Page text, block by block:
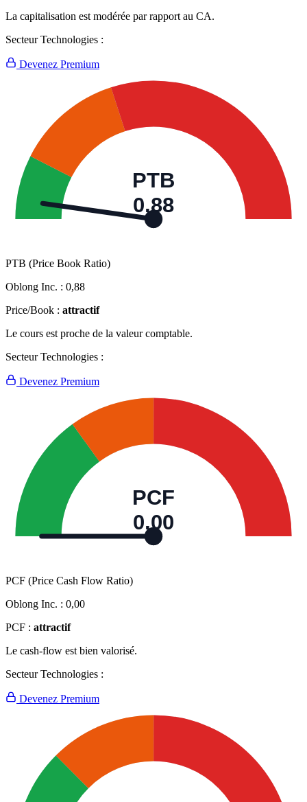
La capitalisation est modérée par rapport au CA.
Secteur Technologies :
Devenez Premium
PTB
0,88
PTB (Price Book Ratio)
Oblong Inc. : 0,88
Price/Book : attractif
Le cours est proche de la valeur comptable.
Secteur Technologies :
Devenez Premium
PCF
0,00
PCF (Price Cash Flow Ratio)
Oblong Inc. : 0,00
PCF : attractif
Le cash-flow est bien valorisé.
Secteur Technologies :
Devenez Premium